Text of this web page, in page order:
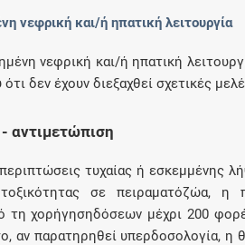
νεφρική και/ή ηπατική λειτουργία
νεφρική και/ή ηπατική
δεν έχουν διεξαχθεί σχετικές
αντιμετώπιση
τυχαίας ή εσκεμμένης
σε πειραματόζώα, η
τη χορήγησηδόσεων μέχρι 200
αν παρατηρηθεί υπερδοσολογία, η